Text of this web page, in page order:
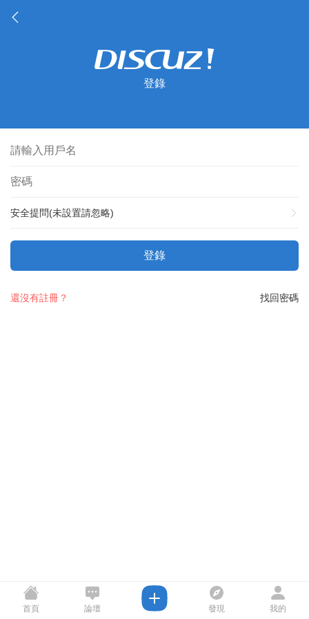
登錄
安全提問(未設置請忽略)
登錄
找回密碼
還沒有註冊？
首頁 論壇 發現 我的